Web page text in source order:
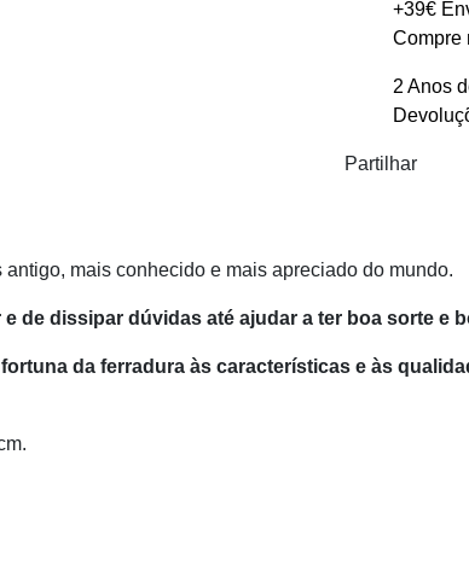
+39€
Compre
2 Anos
Partilhar
mais conhecido e mais apreciado do mundo.
de dissipar dúvidas até ajudar a ter boa sorte e
da ferradura às características e às